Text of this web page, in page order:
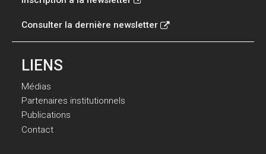
Consulter la dernière newsletter
LIENS
Médias
Partenaires institutionnels
Publications
Contact